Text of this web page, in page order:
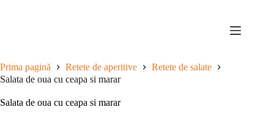
Prima pagină Retete de aperitive
Retete de salate
Salata de oua cu ceapa si marar
Salata de oua cu ceapa si marar